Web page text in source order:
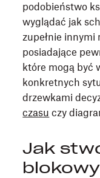
podobieństwo
wyglądać jak
zupełnie innymi
posiadające
które mogą być
konkretnych
drzewkami
czasu czy
Jak